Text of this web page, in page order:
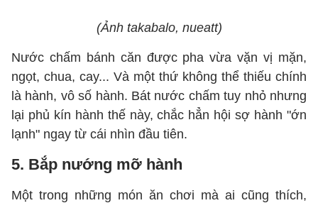
(Ảnh takabalo, nueatt)
Nước chấm bánh căn được pha vừa vặn vị mặn,
ngọt, chua, cay... Và một thứ không thể thiếu chính
là hành, vô số hành. Bát nước chấm tuy nhỏ nhưng
lại phủ kín hành thế này, chắc hẳn hội sợ hành "ớn
lạnh" ngay từ cái nhìn đầu tiên.
5. Bắp nướng mỡ hành
Một trong những món ăn chơi mà ai cũng thích,